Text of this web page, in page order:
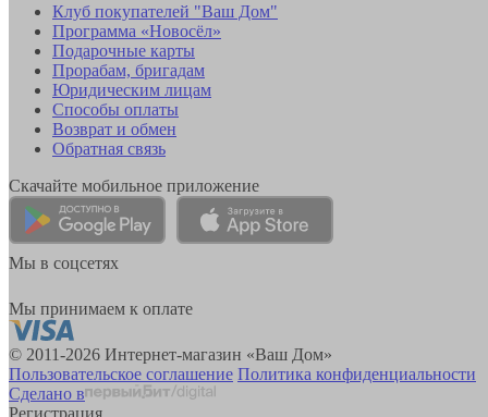
Клуб покупателей "Ваш Дом"
Программа «Новосёл»
Подарочные карты
Прорабам, бригадам
Юридическим лицам
Способы оплаты
Возврат и обмен
Обратная связь
Скачайте мобильное приложение
Мы в соцсетях
Мы принимаем к оплате
© 2011-2026 Интернет-магазин «Ваш Дом»
Пользовательское соглашение Политика конфиденциальности
Сделано в